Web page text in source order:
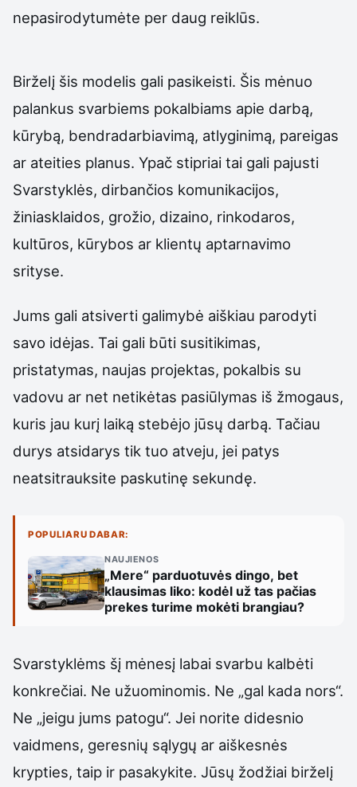
nepasirodytumėte per daug reiklūs.
Birželį šis modelis gali pasikeisti. Šis mėnuo
palankus svarbiems pokalbiams apie darbą,
kūrybą, bendradarbiavimą, atlyginimą, pareigas
ar ateities planus. Ypač stipriai tai gali pajusti
Svarstyklės, dirbančios komunikacijos,
žiniasklaidos, grožio, dizaino, rinkodaros,
kultūros, kūrybos ar klientų aptarnavimo
srityse.
Jums gali atsiverti galimybė aiškiau parodyti
savo idėjas. Tai gali būti susitikimas,
pristatymas, naujas projektas, pokalbis su
vadovu ar net netikėtas pasiūlymas iš žmogaus,
kuris jau kurį laiką stebėjo jūsų darbą. Tačiau
durys atsidarys tik tuo atveju, jei patys
neatsitrauksite paskutinę sekundę.
POPULIARU DABAR:
NAUJIENOS
„Mere“ parduotuvės dingo, bet
klausimas liko: kodėl už tas pačias
prekes turime mokėti brangiau?
Svarstyklėms šį mėnesį labai svarbu kalbėti
konkrečiai. Ne užuominomis. Ne „gal kada nors“.
Ne „jeigu jums patogu“. Jei norite didesnio
vaidmens, geresnių sąlygų ar aiškesnės
krypties, taip ir pasakykite. Jūsų žodžiai birželį